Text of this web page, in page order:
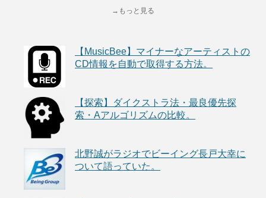
→もっと見る
【MusicBee】マイナーなアーティストの
CD情報を自動で取得する方法。
【探索】ダイクストラ法・最良優先探
索・Aアルゴリズムの比較。
北野誠がラジオでビーイング長戸大幸に
ついて語っていた。